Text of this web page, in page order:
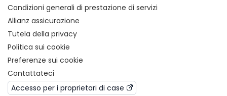
Condizioni generali di prestazione di servizi
Allianz assicurazione
Tutela della privacy
Politica sui cookie
Preferenze sui cookie
Contattateci
Accesso per i proprietari di case